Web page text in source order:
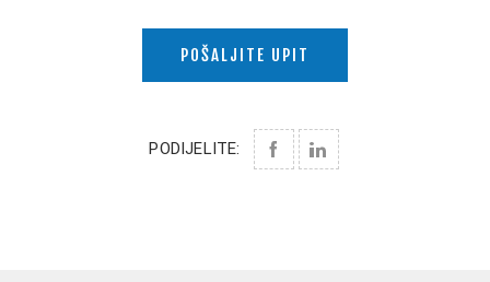
POŠALJITE UPIT
PODIJELITE: